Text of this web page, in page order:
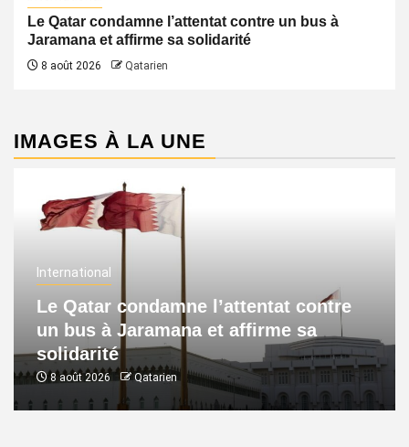
Le Qatar condamne l’attentat contre un bus à
Jaramana et affirme sa solidarité
8 août 2026 Qatarien
IMAGES À LA UNE
International
Le Qatar condamne l’attentat contre
un bus à Jaramana et affirme sa
solidarité
8 août 2026 Qatarien